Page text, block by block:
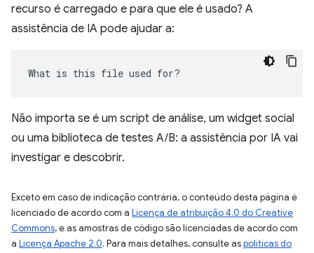
recurso é carregado e para que ele é usado? A
assistência de IA pode ajudar a:
What is this file used for?
Não importa se é um script de análise, um widget social
ou uma biblioteca de testes A/B: a assistência por IA vai
investigar e descobrir.
Exceto em caso de indicação contrária, o conteúdo desta página é
licenciado de acordo com a Licença de atribuição 4.0 do Creative
Commons, e as amostras de código são licenciadas de acordo com
a Licença Apache 2.0. Para mais detalhes, consulte aspolíticas do